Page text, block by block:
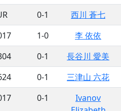
0-1
西川 蒼七
1-0
李 依依
0-1
長谷川 愛美
0-1
三津山 六花
0-1
Ivanov